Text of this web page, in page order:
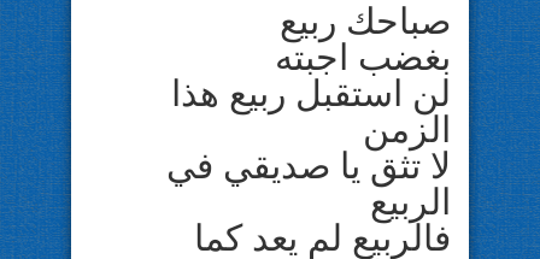
صباحك ربيع
بغضب اجبته
لن استقبل ربيع هذا
الزمن
لا تثق يا صديقي في
الربيع
فالربيع لم يعد كما